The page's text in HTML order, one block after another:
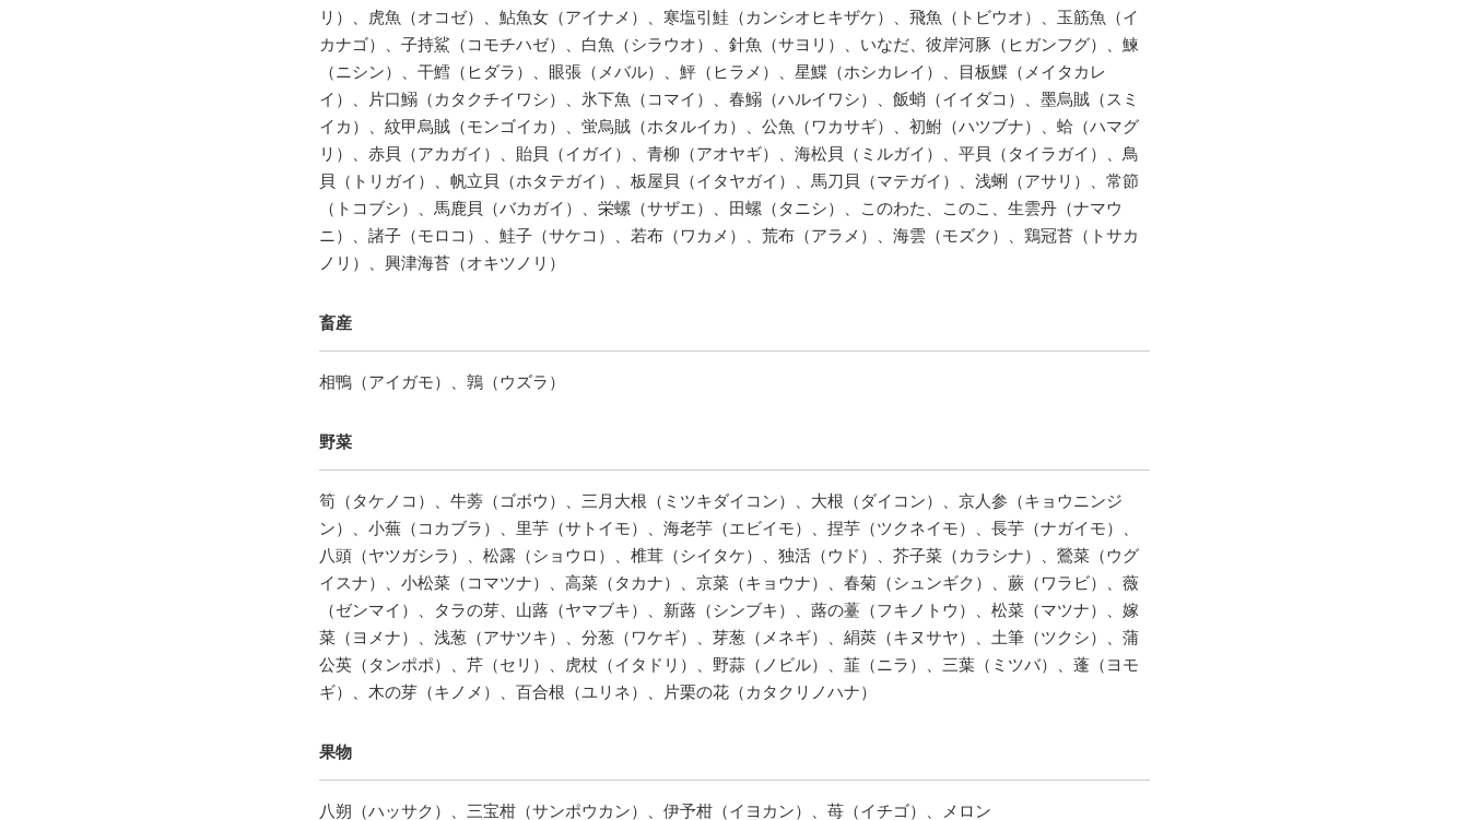
リ）、虎魚（オコゼ）、鮎魚女（アイナメ）、寒塩引鮭（カンシオヒキザケ）、飛魚（トビウオ）、玉筋魚（イ
カナゴ）、子持鯊（コモチハゼ）、白魚（シラウオ）、針魚（サヨリ）、いなだ、彼岸河豚（ヒガンフグ）、鰊
（ニシン）、干鱈（ヒダラ）、眼張（メバル）、鮃（ヒラメ）、星鰈（ホシカレイ）、目板鰈（メイタカレ
イ）、片口鰯（カタクチイワシ）、氷下魚（コマイ）、春鰯（ハルイワシ）、飯蛸（イイダコ）、墨烏賊（スミ
イカ）、紋甲烏賊（モンゴイカ）、蛍烏賊（ホタルイカ）、公魚（ワカサギ）、初鮒（ハツブナ）、蛤（ハマグ
リ）、赤貝（アカガイ）、貽貝（イガイ）、青柳（アオヤギ）、海松貝（ミルガイ）、平貝（タイラガイ）、鳥
貝（トリガイ）、帆立貝（ホタテガイ）、板屋貝（イタヤガイ）、馬刀貝（マテガイ）、浅蜊（アサリ）、常節
（トコブシ）、馬鹿貝（バカガイ）、栄螺（サザエ）、田螺（タニシ）、このわた、このこ、生雲丹（ナマウ
ニ）、諸子（モロコ）、鮭子（サケコ）、若布（ワカメ）、荒布（アラメ）、海雲（モズク）、鶏冠苔（トサカ
ノリ）、興津海苔（オキツノリ）
畜産
相鴨（アイガモ）、鶉（ウズラ）
野菜
筍（タケノコ）、牛蒡（ゴボウ）、三月大根（ミツキダイコン）、大根（ダイコン）、京人参（キョウニンジ
ン）、小蕪（コカブラ）、里芋（サトイモ）、海老芋（エビイモ）、捏芋（ツクネイモ）、長芋（ナガイモ）、
八頭（ヤツガシラ）、松露（ショウロ）、椎茸（シイタケ）、独活（ウド）、芥子菜（カラシナ）、鶯菜（ウグ
イスナ）、小松菜（コマツナ）、高菜（タカナ）、京菜（キョウナ）、春菊（シュンギク）、蕨（ワラビ）、薇
（ゼンマイ）、タラの芽、山蕗（ヤマブキ）、新蕗（シンブキ）、蕗の薹（フキノトウ）、松菜（マツナ）、嫁
菜（ヨメナ）、浅葱（アサツキ）、分葱（ワケギ）、芽葱（メネギ）、絹莢（キヌサヤ）、土筆（ツクシ）、蒲
公英（タンポポ）、芹（セリ）、虎杖（イタドリ）、野蒜（ノビル）、韮（ニラ）、三葉（ミツバ）、蓬（ヨモ
ギ）、木の芽（キノメ）、百合根（ユリネ）、片栗の花（カタクリノハナ）
果物
八朔（ハッサク）、三宝柑（サンポウカン）、伊予柑（イヨカン）、苺（イチゴ）、メロン